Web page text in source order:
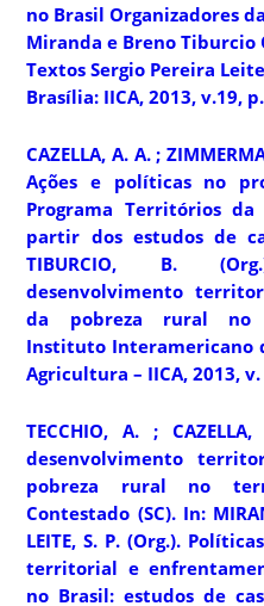
no Brasil Organizadores
Miranda e Breno Tiburcio
Textos Sergio Pereira
Brasília: IICA, 2013, v.19,
CAZELLA, A. A. ;
Ações e políticas no
Programa Territórios da
partir dos estudos de
TIBURCIO, B.
desenvolvimento
da pobreza rural no
Instituto Interamericano
Agricultura – IICA, 2013,
TECCHIO, A. ;
desenvolvimento
pobreza rural no
Contestado (SC). In:
LEITE, S. P. (Org.).
territorial e
no Brasil: estudos de